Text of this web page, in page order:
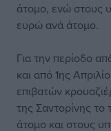
άτομο, ενώ στους
ευρώ ανά άτομο.
Για την περίοδο
και από 1ης
επιβατών
της Σαντορίνης το
άτομο και στους